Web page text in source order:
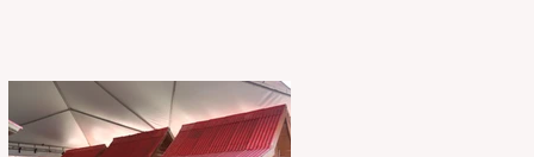
de Turismo e Cultura para agradar
aos mais variados públicos e trazer
uma atmosfera mais intimista para